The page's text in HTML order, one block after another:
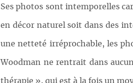
Ses photos sont intemporelles
en décor naturel soit dans des
une netteté irréprochable, les
Woodman ne rentrait dans
thérapie », qui est à la fois un